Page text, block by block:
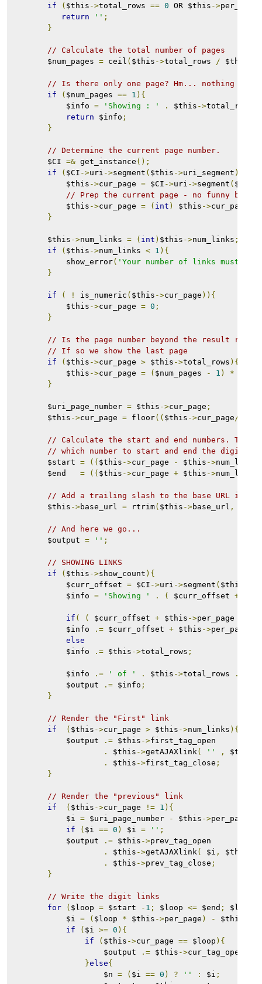
if
( $this ->total_rows == 0 OR $this ->per_page
return
'' ;
}
// Calculate the total number of pages
$num_pages = ceil ( $this ->total_rows / $this
// Is there only one page? Hm... nothing
if
( $num_pages == 1 ){
$info = 'Showing : ' . $this ->total_rows
return $info ;
}
// Determine the current page number.
$CI =& get_instance ();
if
( $CI ->uri ->segment ( $this ->uri_segment )
$this ->cur_page = $CI ->uri ->segment ( $this
// Prep the current page - no funny
$this ->cur_page = ( int ) $this ->cur_page
}
$this ->num_links = ( int ) $this ->num_links ;
if
( $this ->num_links < 1 ){
show_error( 'Your number of links must be
}
if ( ! is_numeric ( $this ->cur_page )){
$this ->cur_page = 0 ;
}
// Is the page number beyond the result range?
// If so we show the last page
if
( $this ->cur_page > $this ->total_rows ){
$this ->cur_page = ( $num_pages - 1 ) *
}
$uri_page_number = $this ->cur_page ;
$this ->cur_page = floor(( $this ->cur_page /
// Calculate the start and end numbers. These
// which number to start and end the digit
$start = (( $this ->cur_page - $this ->num_links
$end = (( $this ->cur_page + $this ->num_links
// Add a trailing slash to the base URL if
$this ->base_url = rtrim( $this ->base_url ,
// And here we go...
$output = '' ;
// SHOWING LINKS
if
( $this ->show_count ){
$curr_offset = $CI ->uri ->segment ( $this
$info = 'Showing ' . ( $curr_offset +
if ( ( $curr_offset + $this ->per_page
$info
.= $curr_offset + $this ->per_page
else
$info
.= $this ->total_rows ;
$info .= ' of ' . $this ->total_rows .
$output
.= $info ;
}
// Render the "First" link
if
( $this ->cur_page > $this ->num_links ){
$output
.= $this ->first_tag_open
.
$this ->getAJAXlink ( '' , $this
.
$this ->first_tag_close ;
}
// Render the "previous" link
if
( $this ->cur_page != 1 ){
$i = $uri_page_number - $this ->per_page
if
( $i == 0 ) $i = '' ;
$output
.= $this ->prev_tag_open
.
$this ->getAJAXlink ( $i , $this
.
$this ->prev_tag_close ;
}
// Write the digit links
for
( $loop = $start - 1 ; $loop <= $end ; $loop
$i = ( $loop * $this ->per_page ) - $this
if
( $i >= 0 ){
if
( $this ->cur_page == $loop ){
$output
.= $this ->cur_tag_open
}else{
$n = ( $i == 0 ) ? '' : $i ;